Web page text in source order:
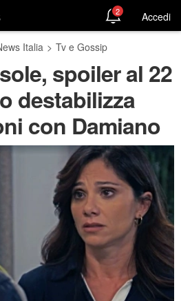
2 Accedi
Italia > Tv e Gossip
spoiler al 22
destabilizza
con Damiano